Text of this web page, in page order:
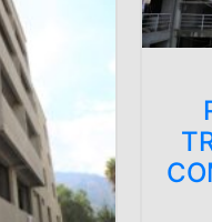
DIRECCIÓN
REGIONAL DE
Y
APURÍMAC.